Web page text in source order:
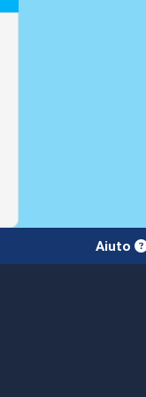
Aiuto